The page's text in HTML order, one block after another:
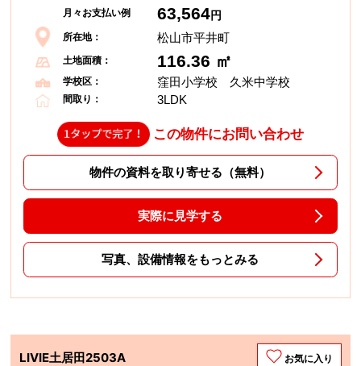
月々お支払い例 63,564円
所在地： 松山市平井町
土地面積： 116.36 ㎡
学校区： 窪田小学校 久米中学校
間取り： 3LDK
この物件にお問い合わせ
物件の資料を取り寄せる（無料）
実際に見学する
写真、設備情報をもっとみる
LIVIE土居田2503A お気に入り